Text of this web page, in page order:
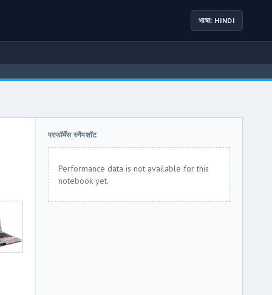
भाषा: HINDI
परफॉर्मेंस स्नैपशॉट
Performance data is not available for this
notebook yet.